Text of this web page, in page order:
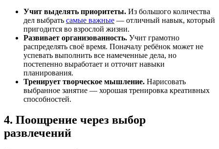
Учит выделять приоритеты. Из большого количества
дел выбрать самые важные — отличный навык, который
пригодится во взрослой жизни.
Развивает организованность. Учит грамотно
распределять своё время. Поначалу ребёнок может не
успевать выполнить все намеченные дела, но
постепенно выработает и отточит навыки
планирования.
Тренирует творческое мышление. Нарисовать
выбранное занятие — хорошая тренировка креативных
способностей.
4. Поощрение через выбор
развлечений